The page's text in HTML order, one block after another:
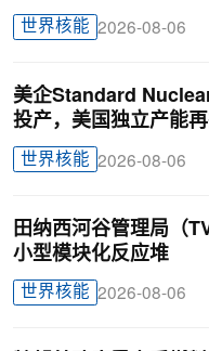
世界核能 2026-08-06
美企Standard
投产，美国独立产能
世界核能 2026-08-06
田纳西河谷管理局（
小型模块化反应堆
世界核能 2026-08-06